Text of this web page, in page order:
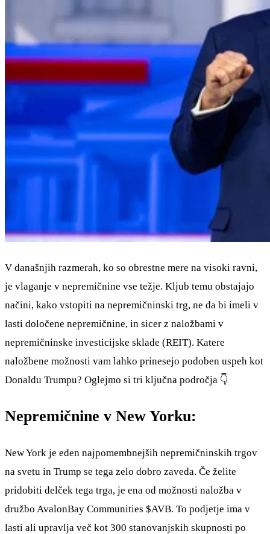
V današnjih razmerah, ko so obrestne mere na visoki ravni,
je vlaganje v nepremičnine vse težje. Kljub temu obstajajo
načini, kako vstopiti na nepremičninski trg, ne da bi imeli v
lasti določene nepremičnine, in sicer z naložbami v
nepremičninske investicijske sklade (REIT). Katere
naložbene možnosti vam lahko prinesejo podoben uspeh kot
Donaldu Trumpu? Oglejmo si tri ključna področja 👇
Nepremičnine v New Yorku:
New York je eden najpomembnejših nepremičninskih trgov
na svetu in Trump se tega zelo dobro zaveda. Če želite
pridobiti delček tega trga, je ena od možnosti naložba v
družbo AvalonBay Communities $AVB. To podjetje ima v
lasti ali upravlja več kot 300 stanovanjskih skupnosti po